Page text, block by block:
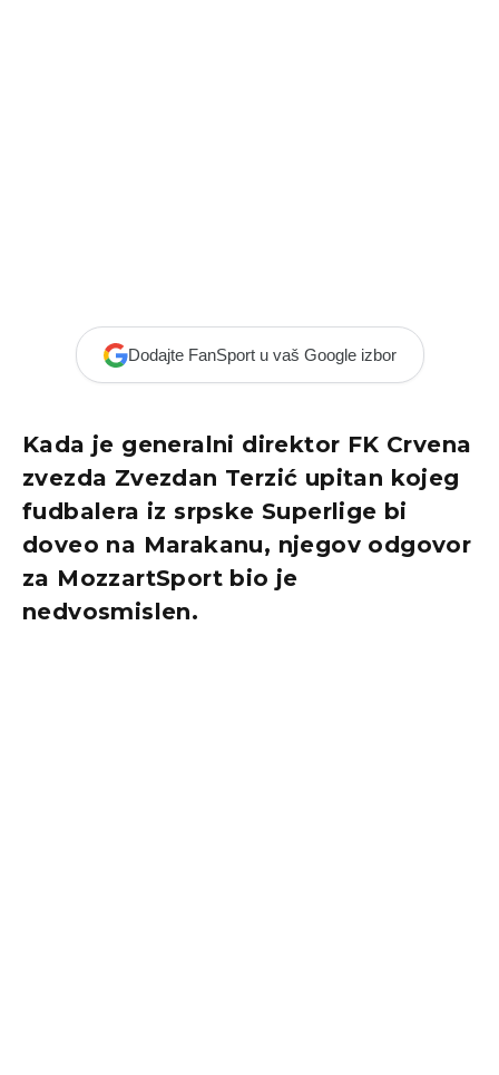
Dodajte FanSport u vaš Google izbor
Kada je generalni direktor FK Crvena
zvezda Zvezdan Terzić upitan kojeg
fudbalera iz srpske Superlige bi
doveo na Marakanu, njegov odgovor
za MozzartSport bio je
nedvosmislen.